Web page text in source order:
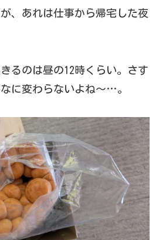
、あれは仕事から帰宅した夜
るのは昼の12時くらい。さす
に変わらないよね～…。